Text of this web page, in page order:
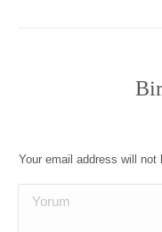
Your email address will not
Yorum